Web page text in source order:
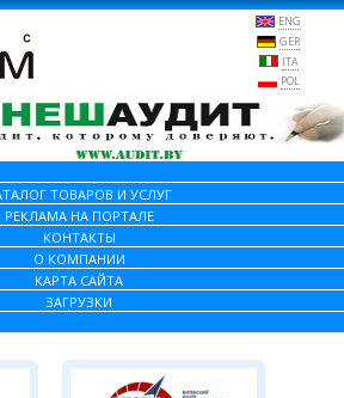
ENG
GER
ITA
POL
ТОВАРОВ И УСЛУГ
РЕКЛАМА НА ПОРТАЛЕ
КОНТАКТЫ
О КОМПАНИИ
КАРТА САЙТА
ЗАГРУЗКИ